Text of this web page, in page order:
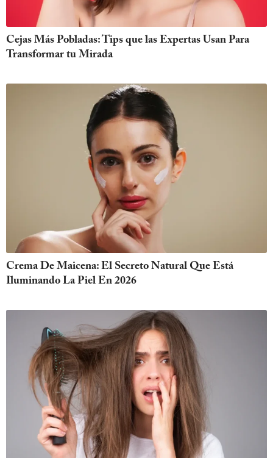
Cejas Más Pobladas: Tips que las Expertas Usan Para
Transformar tu Mirada
Crema De Maicena: El Secreto Natural Que Está
Iluminando La Piel En 2026